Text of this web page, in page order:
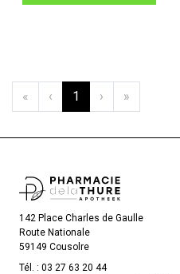
« ‹ 1 › »
142 Place Charles de Gaulle
Route Nationale
59149 Cousolre
Tél. : 03 27 63 20 44